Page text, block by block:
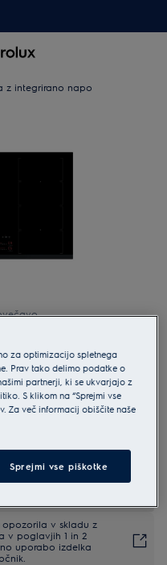
z integrirano napo
kuhalna
napo 83 cm
EU podatkovna kartica
v skladu z
v poglavjih 1 in 2
uporabo izdelka
za optimizacijo spletnega
Prav tako delimo podatke o
partnerji, ki se ukvarjajo z
S klikom na “Sprejmi vse
Za več informacij obiščite naše
Sprejmi vse piškotke